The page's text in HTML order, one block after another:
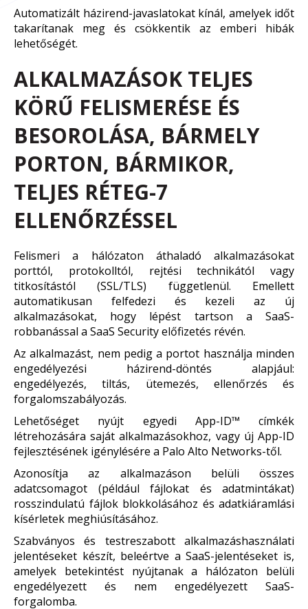
Automatizált házirend-javaslatokat kínál, amelyek időt
takarítanak meg és csökkentik az emberi hibák
lehetőségét.
ALKALMAZÁSOK TELJES
KÖRŰ FELISMERÉSE ÉS
BESOROLÁSA, BÁRMELY
PORTON, BÁRMIKOR,
TELJES RÉTEG-7
ELLENŐRZÉSSEL
Felismeri a hálózaton áthaladó alkalmazásokat
porttól, protokolltól, rejtési technikától vagy
titkosítástól (SSL/TLS) függetlenül. Emellett
automatikusan felfedezi és kezeli az új
alkalmazásokat, hogy lépést tartson a SaaS-
robbanással a SaaS Security előfizetés révén.
Az alkalmazást, nem pedig a portot használja minden
engedélyezési házirend-döntés alapjául:
engedélyezés, tiltás, ütemezés, ellenőrzés és
forgalomszabályozás.
Lehetőséget nyújt egyedi App-ID™ címkék
létrehozására saját alkalmazásokhoz, vagy új App-ID
fejlesztésének igénylésére a Palo Alto Networks-től.
Azonosítja az alkalmazáson belüli összes
adatcsomagot (például fájlokat és adatmintákat)
rosszindulatú fájlok blokkolásához és adatkiáramlási
kísérletek meghiúsításához.
Szabványos és testreszabott alkalmazáshasználati
jelentéseket készít, beleértve a SaaS-jelentéseket is,
amelyek betekintést nyújtanak a hálózaton belüli
engedélyezett és nem engedélyezett SaaS-
forgalomba.